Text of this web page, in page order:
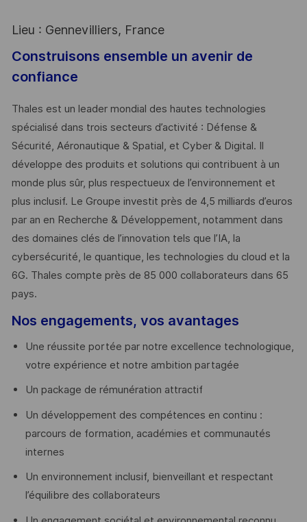
Lieu : Gennevilliers, France
Construisons ensemble un avenir de
confiance
Thales est un leader mondial des hautes technologies
spécialisé dans trois secteurs d’activité : Défense &
Sécurité, Aéronautique & Spatial, et Cyber & Digital. Il
développe des produits et solutions qui contribuent à un
monde plus sûr, plus respectueux de l’environnement et
plus inclusif. Le Groupe investit près de 4,5 milliards d’euros
par an en Recherche & Développement, notamment dans
des domaines clés de l’innovation tels que l’IA, la
cybersécurité, le quantique, les technologies du cloud et la
6G. Thales compte près de 85 000 collaborateurs dans 65
pays. ​
Nos engagements, vos avantages
Une réussite portée par notre excellence technologique,
votre expérience et notre ambition partagée
Un package de rémunération attractif
Un développement des compétences en continu :
parcours de formation, académies et communautés
internes
Un environnement inclusif, bienveillant et respectant
l’équilibre des collaborateurs